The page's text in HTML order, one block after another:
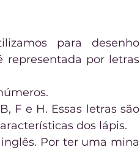
para desenho
representada por letras
F e H. Essas letras são
dos lápis.
Por ter uma mina